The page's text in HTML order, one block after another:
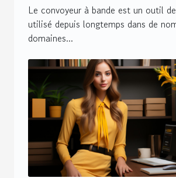
Le convoyeur à bande est un outil
utilisé depuis longtemps dans de
domaines...